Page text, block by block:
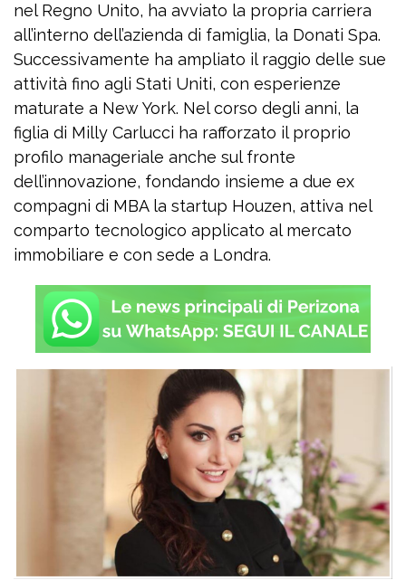
nel Regno Unito, ha avviato la propria carriera
all’interno dell’azienda di famiglia, la Donati Spa.
Successivamente ha ampliato il raggio delle sue
attività fino agli Stati Uniti, con esperienze
maturate a New York. Nel corso degli anni, la
figlia di Milly Carlucci ha rafforzato il proprio
profilo manageriale anche sul fronte
dell’innovazione, fondando insieme a due ex
compagni di MBA la startup Houzen, attiva nel
comparto tecnologico applicato al mercato
immobiliare e con sede a Londra.